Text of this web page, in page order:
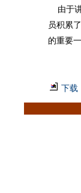
由于讲
员积累
的重要
下载